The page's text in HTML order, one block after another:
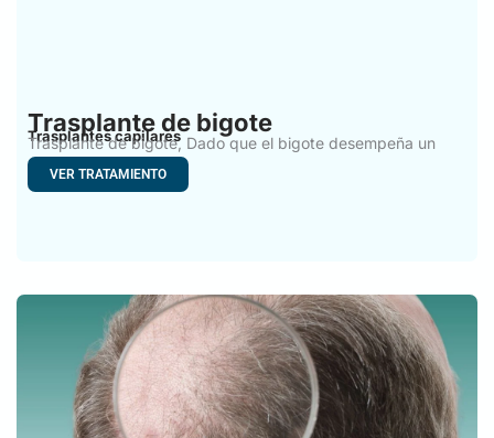
Trasplante de bigote
Trasplantes capilares
Trasplante de bigote, Dado que el bigote desempeña un
papel
VER TRATAMIENTO